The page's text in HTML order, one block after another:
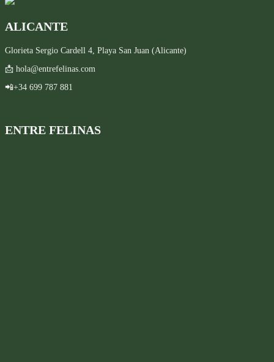
ALICANTE
Glorieta Sergio Cardell 4, Playa San Juan (Alicante)
📩 hola@entrefelinas.com
📲+34 699 787 881
ENTRE FELINAS